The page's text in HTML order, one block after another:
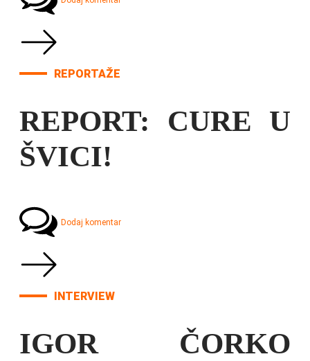
REPORTAŽE
REPORT: CURE U
ŠVICI!
Dodaj komentar
INTERVIEW
IGOR ČORKO